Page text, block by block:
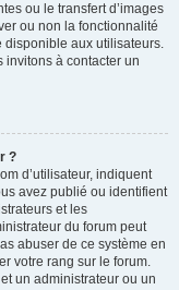
ou le transfert d’images
ou non la fonctionnalité
disponible aux utilisateurs.
invitons à contacter un
?
d’utilisateur, indiquent
avez publié ou identifient
et les
du forum peut
abuser de ce système en
votre rang sur le forum.
un administrateur ou un